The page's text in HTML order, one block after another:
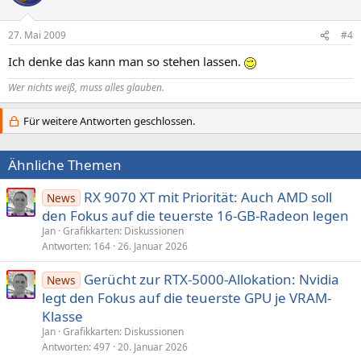
27. Mai 2009 #4
Ich denke das kann man so stehen lassen.
Wer nichts weiß, muss alles glauben.
Für weitere Antworten geschlossen.
Ähnliche Themen
News
RX 9070 XT mit Priorität: Auch AMD soll
den Fokus auf die teuerste 16-GB-Radeon legen
Jan Grafikkarten: Diskussionen
Antworten 164 26. Januar 2026
News
Gerücht zur RTX-5000-Allokation: Nvidia
legt den Fokus auf die teuerste GPU je VRAM-
Klasse
Jan Grafikkarten: Diskussionen
Antworten 497 20. Januar 2026